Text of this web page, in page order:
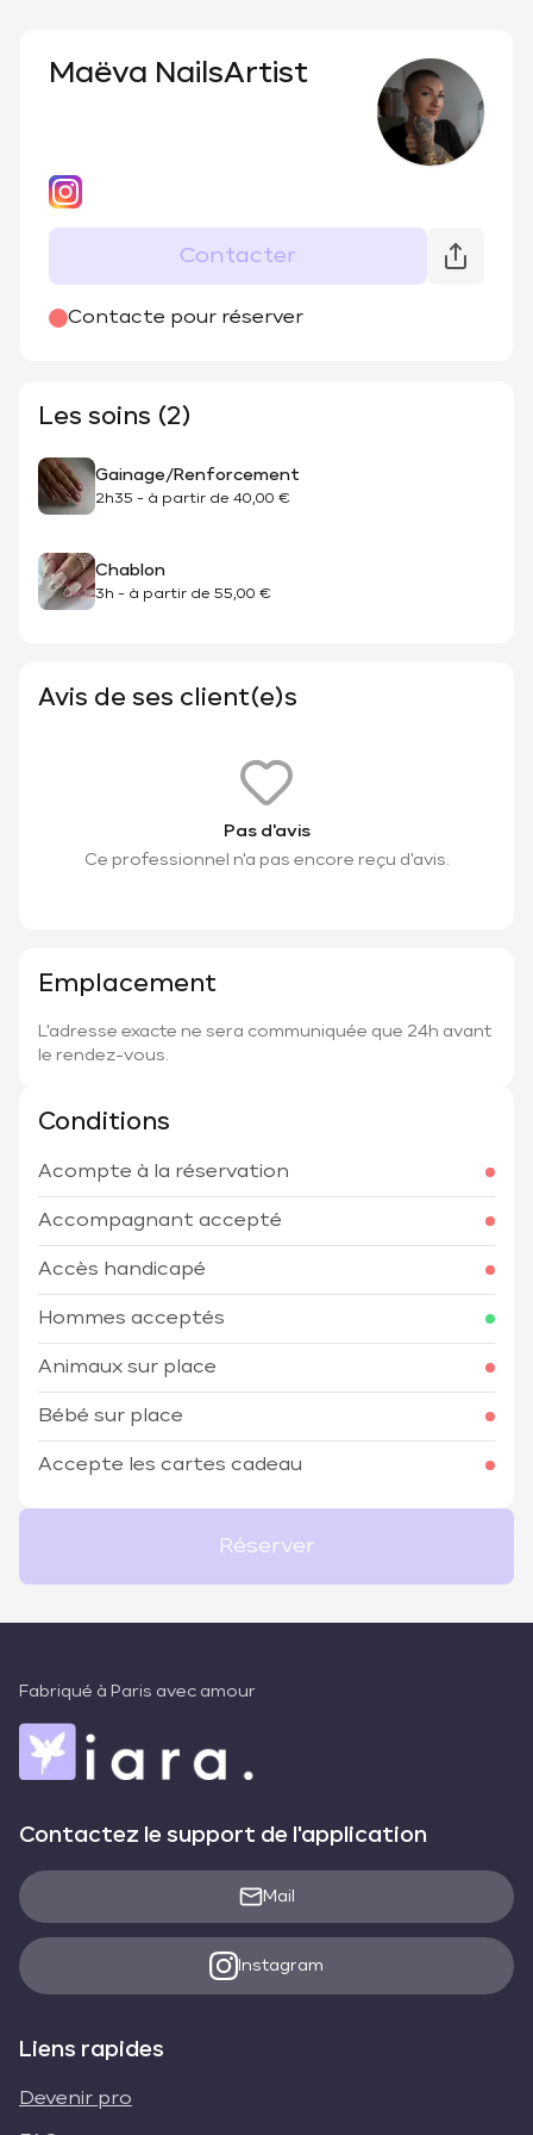
Maëva NailsArtist
Contacter
Contacte pour réserver
Les soins (2)
Gainage/Renforcement
2h35 - à partir de 40,00 €
Chablon
3h - à partir de 55,00 €
Avis de ses client(e)s
Pas d'avis
Ce professionnel n'a pas encore reçu d'avis.
Emplacement
L'adresse exacte ne sera communiquée que 24h avant
le rendez-vous.
Conditions
Acompte à la réservation
Accompagnant accepté
Accès handicapé
Hommes acceptés
Animaux sur place
Bébé sur place
Accepte les cartes cadeau
Réserver
Fabriqué à Paris avec amour
Contactez le support de l'application
Mail
Instagram
Liens rapides
Devenir pro